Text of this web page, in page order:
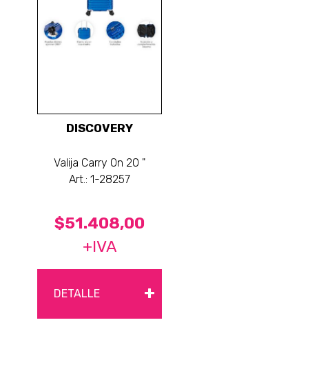
DISCOVERY
Valija Carry On 20 "
Art.: 1-28257
$51.408,00
+IVA
DETALLE +